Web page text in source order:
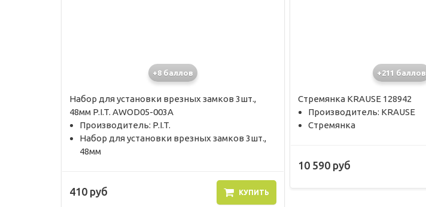
+8 баллов
Набор для установки врезных замков 3шт.,
48мм P.I.T. AWOD05-003A
Производитель: P.I.T.
Набор для установки врезных замков 3шт.,
48мм
410 руб КУПИТЬ
+211 баллов
Стремянка KRAUSE 128942
Производитель: KRAUSE
Стремянка
10 590 руб